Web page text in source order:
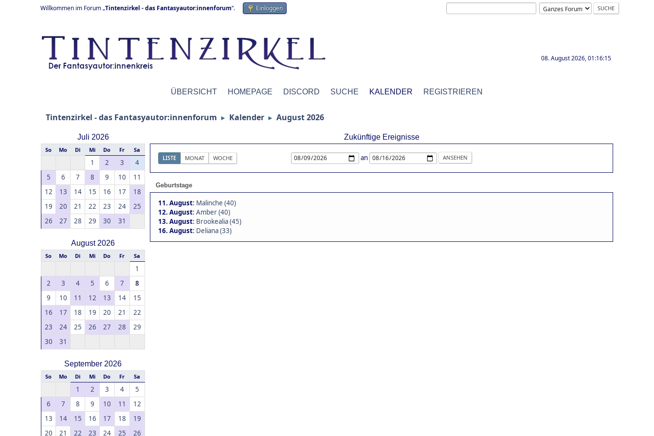
Willkommen im Forum „Tintenzirkel - das Fantasyautor:innenforum“. Einloggen
08. August 2026, 01:16:15
ÜBERSICHT HOMEPAGE DISCORD SUCHE KALENDER REGISTRIEREN
Tintenzirkel - das Fantasyautor:innenforum ► Kalender ► August 2026
Juli 2026
So Mo Di Mi Do Fr Sa
1 2 3
4
5
6 7 8 9 10
11
12
13 14 15 16 17
18
19
20 21 22 23 24
25
26
27 28 29 30 31
August 2026
So Mo Di Mi Do Fr Sa
1
2
3 4 5 6 7
8
9
10 11 12 13 14
15
16
17 18 19 20 21
22
23
24 25 26 27 28
29
30
31
September 2026
So Mo Di Mi Do Fr Sa
1 2 3 4
5
6
7 8 9 10 11
12
13
14 15 16 17 18
19
20
21 22 23 24 25 26
Zukünftige Ereignisse
LISTE MONAT WOCHE an
Geburtstage
11. August: Malinche (40)
12. August: Amber (40)
13. August: Brookealia (45)
16. August: Deliana (33)